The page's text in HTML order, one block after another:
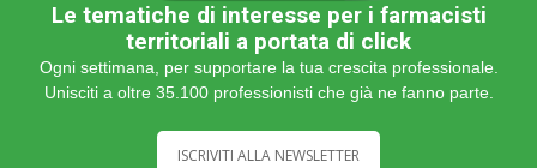
Le tematiche di interesse per i farmacisti
territoriali a portata di click
Ogni settimana, per supportare la tua crescita professionale.
Unisciti a oltre 35.100 professionisti che già ne fanno parte.
ISCRIVITI ALLA NEWSLETTER